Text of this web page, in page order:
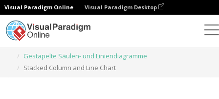
Visual Paradigm Online Visual Paradigm Desktop
Gestapelte Säulen- und Liniendiagramme
Stacked Column and Line Chart